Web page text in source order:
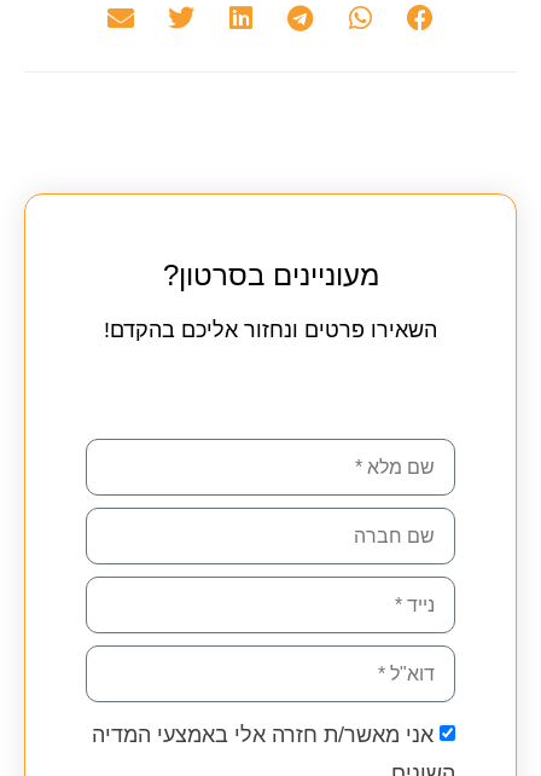
מעוניינים בסרטון?
השאירו פרטים ונחזור אליכם בהקדם!
אני מאשר/ת חזרה אלי באמצעי המדיה